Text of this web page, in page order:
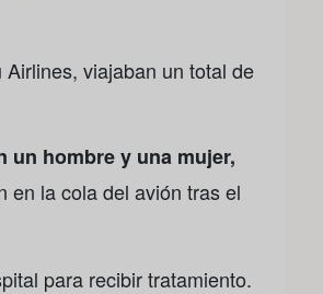
viajaban un total de
hombre y una mujer,
en la cola del avión tras el
para recibir tratamiento.